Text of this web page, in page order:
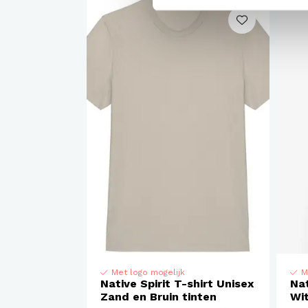
Met logo mogelijk
Native Spirit T-shirt Unisex
Zand en Bruin tinten